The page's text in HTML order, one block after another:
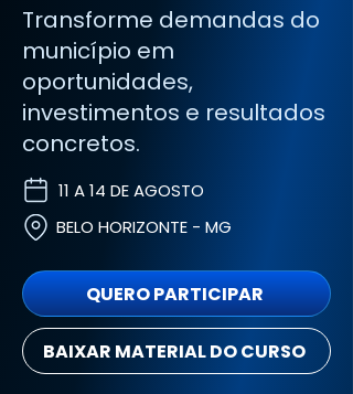
Transforme demandas do
município em
oportunidades,
investimentos e resultados
concretos.
11 A 14 DE AGOSTO
BELO HORIZONTE - MG
QUERO PARTICIPAR
BAIXAR MATERIAL DO CURSO